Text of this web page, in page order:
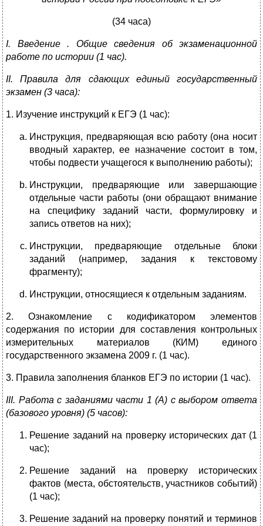
(34 часа)
I. Введение . Общие сведения об экзаменационной
работе по истории (1 час).
II. Правила для сдающих единый государственный
экзамен (3 часа):
1. Изучение инструкций к ЕГЭ (1 час):
Инструкция, предваряющая всю работу (она носит
вводный характер, ее назначение состоит в том,
чтобы подвести учащегося к выполнению работы);
Инструкции, предваряющие или завершающие
отдельные части работы (они обращают внимание
на специфику заданий части, формулировку и
запись ответов на них);
Инструкции, предваряющие отдельные блоки
заданий (например, задания к текстовому
фрагменту);
Инструкции, относящиеся к отдельным заданиям.
2. Ознакомление с кодификатором элементов
содержания по истории для составления контрольных
измерительных материалов (КИМ) единого
государственного экзамена 2009 г. (1 час).
3. Правила заполнения бланков ЕГЭ по истории (1 час).
III. Работа с заданиями части 1 (А) с выбором ответа
(базового уровня) (5 часов):
Решение заданий на проверку исторических дат (1
час);
Решение заданий на проверку исторических
фактов (места, обстоятельств, участников событий)
(1 час);
Решение заданий на проверку понятий и терминов